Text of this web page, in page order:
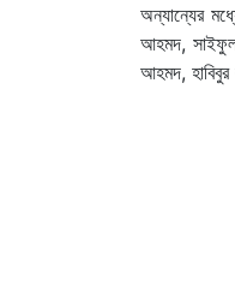
অন্যান্যের
আহমদ, সাইফুল
আহমদ, হাবিবুর